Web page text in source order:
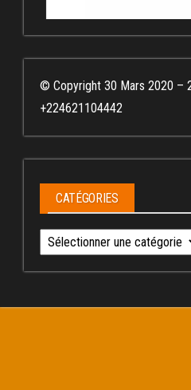
© Copyright 30 Mars 2020 –
+224621104442
CATÉGORIES
Catégories